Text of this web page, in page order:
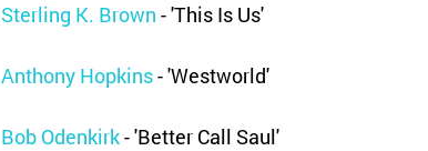
Sterling K. Brown - 'This Is Us'
Anthony Hopkins- 'Westworld'
Bob Odenkirk- 'Better Call Saul'